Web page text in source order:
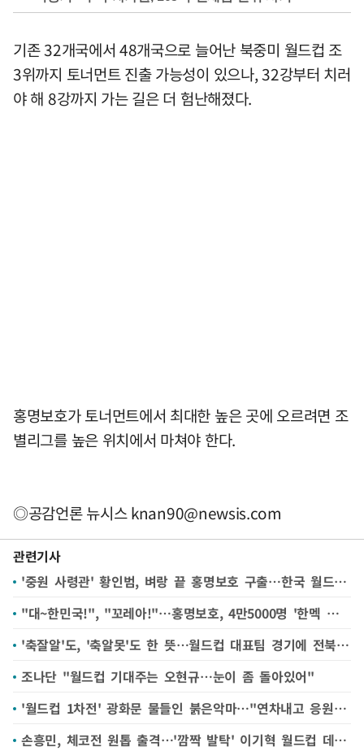
기존 32개국에서 48개국으로 늘어난 북중미 월드컵 조
3위까지 토너먼트 진출 가능성이 있으나, 32강부터 치러
야 해 8강까지 가는 길은 더 험난해졌다.
홍명보호가 토너먼트에서 최대한 높은 곳에 오르려면 조
별리그를 높은 위치에서 마쳐야 한다.
◎공감언론 뉴시스knan90@newsis.com
관련기사
'중원 사령관' 황인범, 벼랑 끝 홍명보호 구출…한국 월드컵 첫 골
"대~한민국!", "꼬레아!"…홍명보호, 4만5000명 '한멕 동맹'에 승리 선물(종합)
'축잘알'도, '축알못'도 한 뜻…월드컵 대표팀 경기에 전북 대학가 들썩
조나단 "월드컵 기대주는 오현규…눈이 좀 돌아있어"
'월드컵 1차전' 광화문 물들인 붉은악마…"연차내고 응원하러"
손흥민, 체코전 원톱 출격…'깜짝 발탁' 이기혁 월드컵 데뷔전